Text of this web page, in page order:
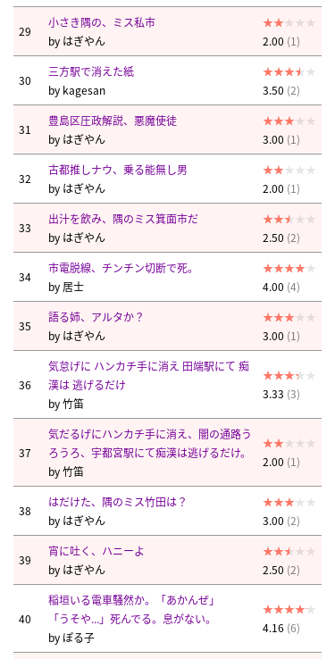
29
小さき隅の、ミス私市
by はぎやん 2.00 (1)
30
三方駅で消えた紙
by kagesan 3.50 (2)
31
豊島区圧政解説、悪魔使徒
by はぎやん 3.00 (1)
32
古都推しナウ、乗る能無し男
by はぎやん 2.00 (1)
33
出汁を飲み、隅のミス箕面市だ
by はぎやん 2.50 (2)
34
市電脱線、チンチン切断で死。
by 居士 4.00 (4)
35
語る姉、アルタか？
by はぎやん 3.00 (1)
36
気怠げに ハンカチ手に消え 田端駅にて 痴
漢は 逃げるだけ
by竹笛
3.33 (3)
37
気だるげにハンカチ手に消え、闇の通路う
ろうろ、宇都宮駅にて痴漢は逃げるだけ。
by竹笛
2.00 (1)
38
はだけた、隅のミス竹田は？
by はぎやん 3.00 (2)
39
宵に吐く、ハニーよ
by はぎやん 2.50 (2)
40
稲垣いる電車騒然か。「あかんぜ」
「うそや...」死んでる。息がない。
by ぽる子
4.16 (6)